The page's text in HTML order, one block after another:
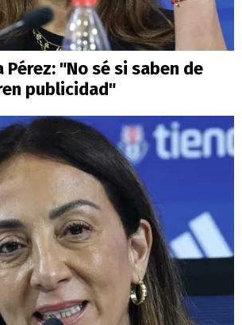
Pérez: "No sé si saben de
publicidad"